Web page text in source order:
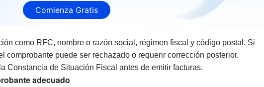
Comienza Gratis
como RFC, nombre o razón social, régimen fiscal y código postal. Si
comprobante puede ser rechazado o requerir corrección posterior.
Constancia de Situación Fiscal antes de emitir facturas.
adecuado